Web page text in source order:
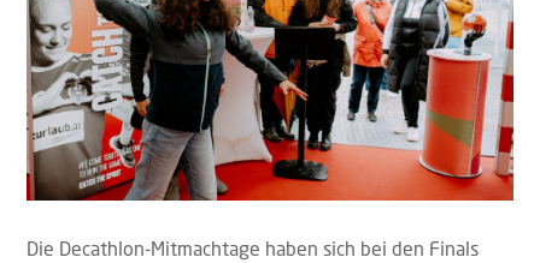
Die Decathlon-Mitmachtage haben sich bei den Finals